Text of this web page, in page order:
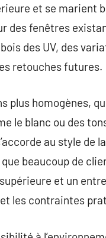
et se marient
des fenêtres
des UV, des
retouches futures.
plus homogènes,
le blanc ou des
au style de
beaucoup de
et un
les contraintes